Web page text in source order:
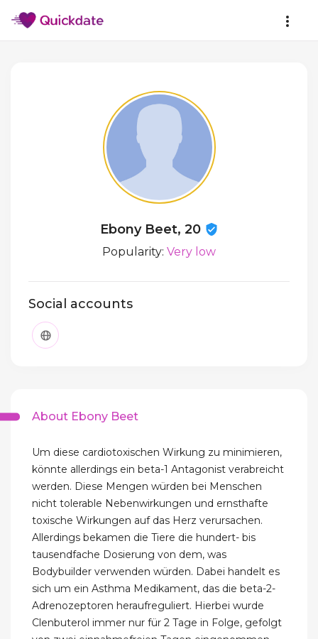
Ebony Beet, 20
Popularity: Very low
Social accounts
About Ebony Beet
Um diese cardiotoxischen Wirkung zu minimieren,
könnte allerdings ein beta-1 Antagonist verabreicht
werden. Diese Mengen würden bei Menschen
nicht tolerable Nebenwirkungen und ernsthafte
toxische Wirkungen auf das Herz verursachen.
Allerdings bekamen die Tiere die hundert- bis
tausendfache Dosierung von dem, was
Bodybuilder verwenden würden. Dabei handelt es
sich um ein Asthma Medikament, das die beta-2-
Adrenozeptoren heraufreguliert. Hierbei wurde
Clenbuterol immer nur für 2 Tage in Folge, gefolgt